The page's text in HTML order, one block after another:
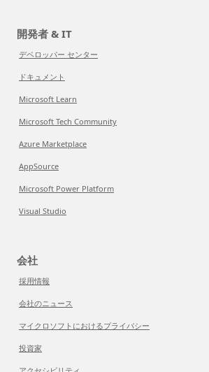
開発者 & IT
デベロッパー センター
ドキュメント
Microsoft Learn
Microsoft Tech Community
Azure Marketplace
AppSource
Microsoft Power Platform
Visual Studio
会社
採用情報
会社のニュース
マイクロソフトにおけるプライバシー
投資家